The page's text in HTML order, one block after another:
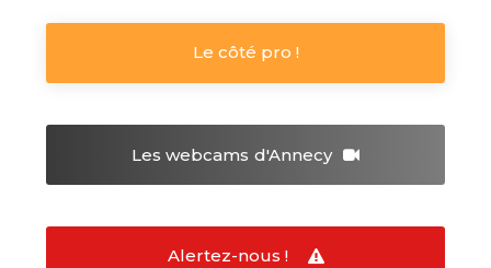
Le côté pro !
Les webcams d'Annecy
Alertez-nous !